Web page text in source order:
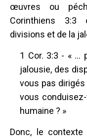
œuvres ou
Corinthiens 3:3
divisions et de la
1 Cor. 3:3 - « ...
jalousie, des
vous pas
vous
humaine ? »
Donc, le